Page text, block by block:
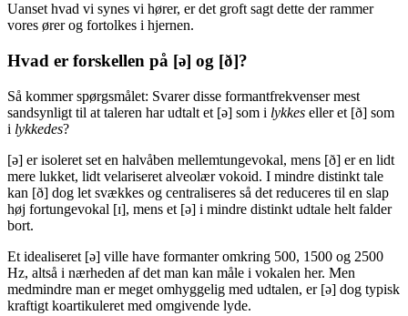
Uanset hvad vi synes vi hører, er det groft sagt dette der rammer
vores ører og fortolkes i hjernen.
Hvad er forskellen på [ə] og [ð]?
Så kommer spørgsmålet: Svarer disse formantfrekvenser mest
sandsynligt til at taleren har udtalt et [ə] som i lykkes eller et [ð] som
i lykkedes?
[ə] er isoleret set en halvåben mellemtungevokal, mens [ð] er en lidt
mere lukket, lidt velariseret alveolær vokoid. I mindre distinkt tale
kan [ð] dog let svækkes og centraliseres så det reduceres til en slap
høj fortungevokal [ɪ], mens et [ə] i mindre distinkt udtale helt falder
bort.
Et idealiseret [ə] ville have formanter omkring 500, 1500 og 2500
Hz, altså i nærheden af det man kan måle i vokalen her. Men
medmindre man er meget omhyggelig med udtalen, er [ə] dog typisk
kraftigt koartikuleret med omgivende lyde.